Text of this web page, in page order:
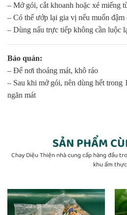
– Mở gói, cắt khoanh hoặc xé miếng
– Có thể ướp lại gia vị nếu muốn đậm
– Dùng nấu trực tiếp không cần luộc
Bảo quản:
– Để nơi thoáng mát, khô ráo
– Sau khi mở gói, nên dùng hết trong
ngăn mát
SẢN PHẨM
Chay Diệu Thiện nhà cung cấp hàng đầu
khu ẩm thực